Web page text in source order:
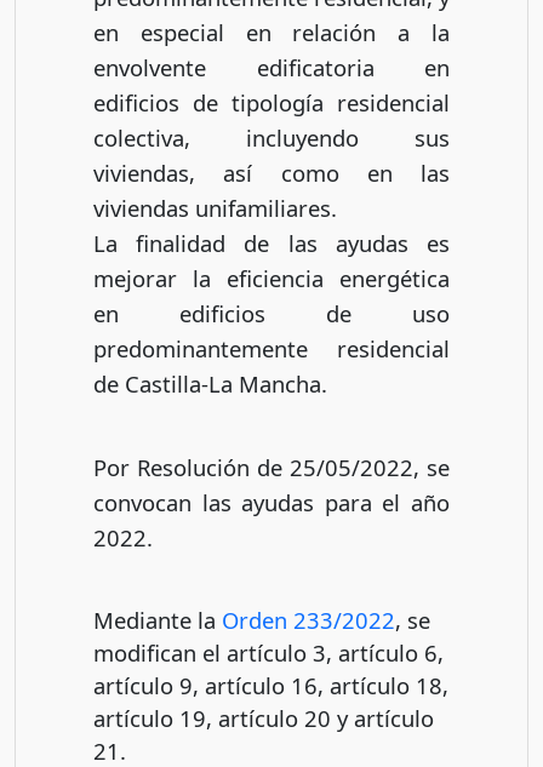
en especial en relación a la
envolvente edificatoria en
edificios de tipología residencial
colectiva, incluyendo sus
viviendas, así como en las
viviendas unifamiliares.
La finalidad de las ayudas es
mejorar la eficiencia energética
en edificios de uso
predominantemente residencial
de Castilla-La Mancha.
Por Resolución de 25/05/2022, se
convocan las ayudas para el año
2022.
Mediante la Orden 233/2022, se
modifican el artículo 3, artículo 6,
artículo 9, artículo 16, artículo 18,
artículo 19, artículo 20 y artículo
21.